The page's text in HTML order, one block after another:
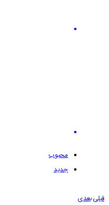
محبوب
جدید
قبلیبعدی